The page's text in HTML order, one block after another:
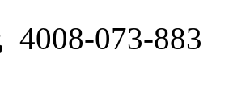
073-883